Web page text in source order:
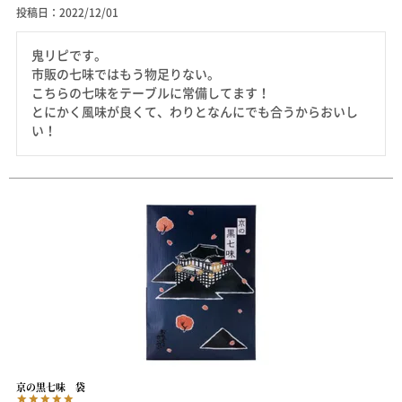
投稿日 2022/12/01
鬼リピです。
市販の七味ではもう物足りない。
こちらの七味をテーブルに常備してます！
とにかく風味が良くて、わりとなんにでも合うからおいし
い！
京の黒七味 袋